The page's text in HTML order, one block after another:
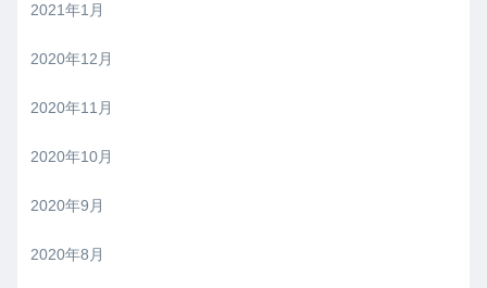
2021年1月
2020年12月
2020年11月
2020年10月
2020年9月
2020年8月